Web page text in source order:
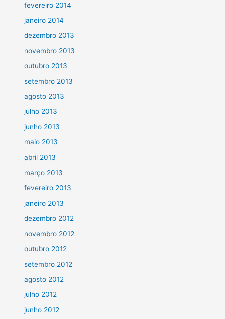
fevereiro 2014
janeiro 2014
dezembro 2013
novembro 2013
outubro 2013
setembro 2013
agosto 2013
julho 2013
junho 2013
maio 2013
abril 2013
março 2013
fevereiro 2013
janeiro 2013
dezembro 2012
novembro 2012
outubro 2012
setembro 2012
agosto 2012
julho 2012
junho 2012